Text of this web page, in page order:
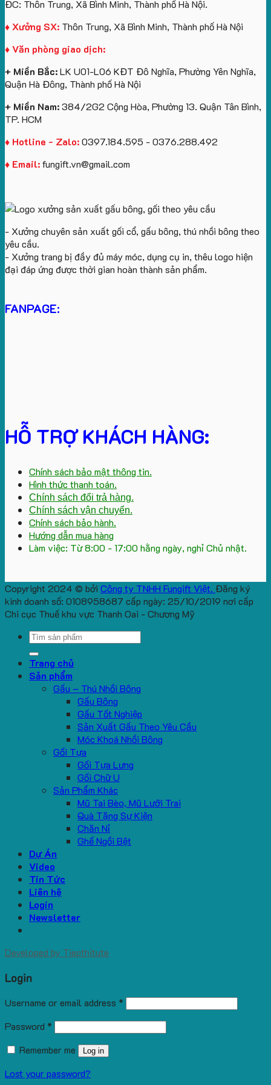
Ty
Lữ
logo
Trung
lượng
lớn
theo
cầu
in
logo
ĐC: Thôn Trung, Xã Bình Minh, Thành phố Hà Nội.
♦ Xưởng SX: Thôn Trung, Xã Bình Minh, Thành phố Hà Nội
♦ Văn phòng giao dịch:
+ Miền Bắc:LK U01-L06 KĐT Đô Nghĩa, Phường Yên Nghĩa,
Quận Hà Đông, Thành phố Hà Nội
+ Miền Nam:384/2G2 Cộng Hòa, Phường 13. Quận Tân Bình,
TP. HCM
♦ Hotline - Zalo:0397.184.595 - 0376.288.492
♦ Email:fungift.vn@gmail.com
- Xưởng chuyên sản xuất gối cổ, gấu bông, thú nhồi bông theo
yêu cầu.
- Xưởng trang bị đầy đủ máy móc, dụng cụ in, thêu logo hiện
đại đáp ứng được thời gian hoàn thành sản phẩm.
FANPAGE:
HỖ TRỢ KHÁCH HÀNG:
Chính sách bảo mật thông tin.
Hình thức thanh toán.
Chính sách đổi trả hàng.
Chính sách vận chuyển.
Chính sách bảo hành.
Hướng dẫn mua hàng
Làm việc: Từ 8:00 - 17:00 hằng ngày, nghỉ Chủ nhật.
Copyright 2024 © bởi Công ty TNHH Fungift Việt. Đăng ký
kinh doanh số: 0108958687 cấp ngày: 25/10/2019 nơi cấp
Chi cục Thuế khu vực Thanh Oai - Chương Mỹ
Search
Trang chủ
Sản phẩm
Gấu – Thú Nhồi Bông
Gấu Bông
Gấu Tốt Nghiệp
Sản Xuất Gấu Theo Yêu Cầu
Móc Khoá Nhồi Bông
Gối Tựa
Gối Tựa Lưng
Gối Chữ U
Sản Phẩm Khác
Mũ Tai Bèo, Mũ Lưỡi Trai
Quà Tặng Sự Kiện
Chăn Nỉ
Ghế Ngồi Bệt
Dự Án
Video
Tin Tức
Liên hệ
Login
Newsletter
Developed by Tiepthitute
Login
Username or email address *
Password *
Remember me
Log in
Lost your password?